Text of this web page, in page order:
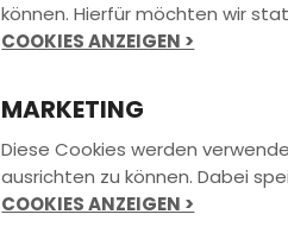
können. Hierfür möchten wir
COOKIES ANZEIGEN >
MARKETING
Diese Cookies werden
ausrichten zu können. Dabei
COOKIES ANZEIGEN >